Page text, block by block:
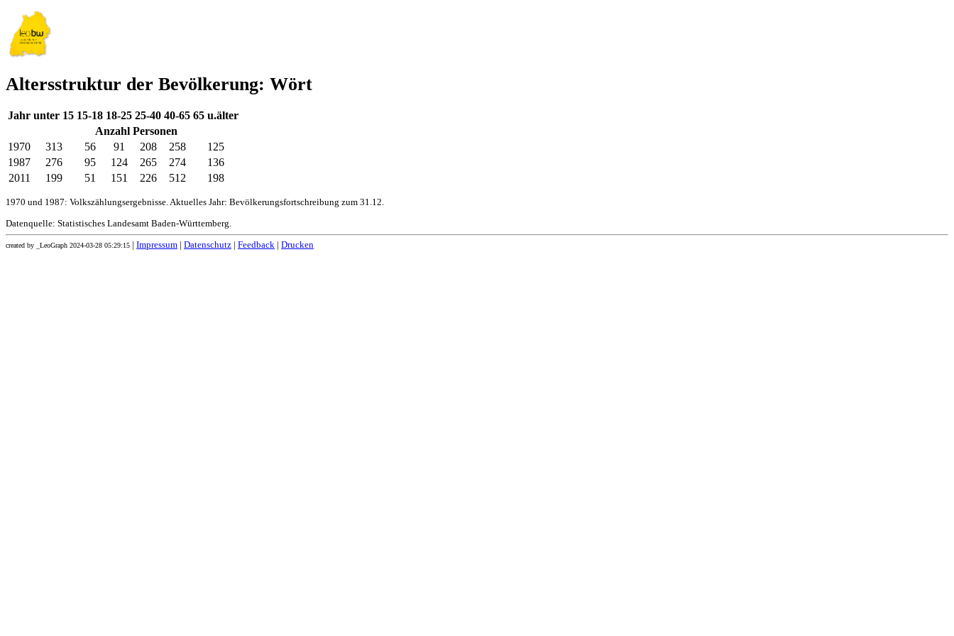
Altersstruktur der Bevölkerung: Wört
Jahr unter 15 15-18 18-25 25-40 40-65 65 u.älter
Anzahl Personen
1970
313 56 91 208 258
125
1987
276 95 124 265 274
136
2011
199 51 151 226 512 198
1970 und 1987: Volkszählungsergebnisse. Aktuelles Jahr: Bevölkerungsfortschreibung zum 31.12.
Datenquelle: Statistisches Landesamt Baden-Württemberg.
created by _LeoGraph 2024-03-28 05:29:15 Impressum Datenschutz Feedback Drucken